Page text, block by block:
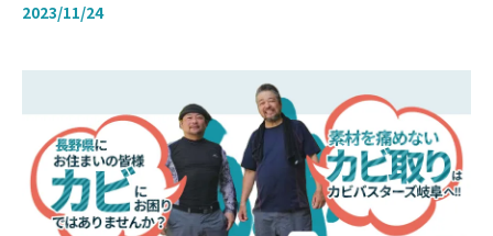
2023/11/24